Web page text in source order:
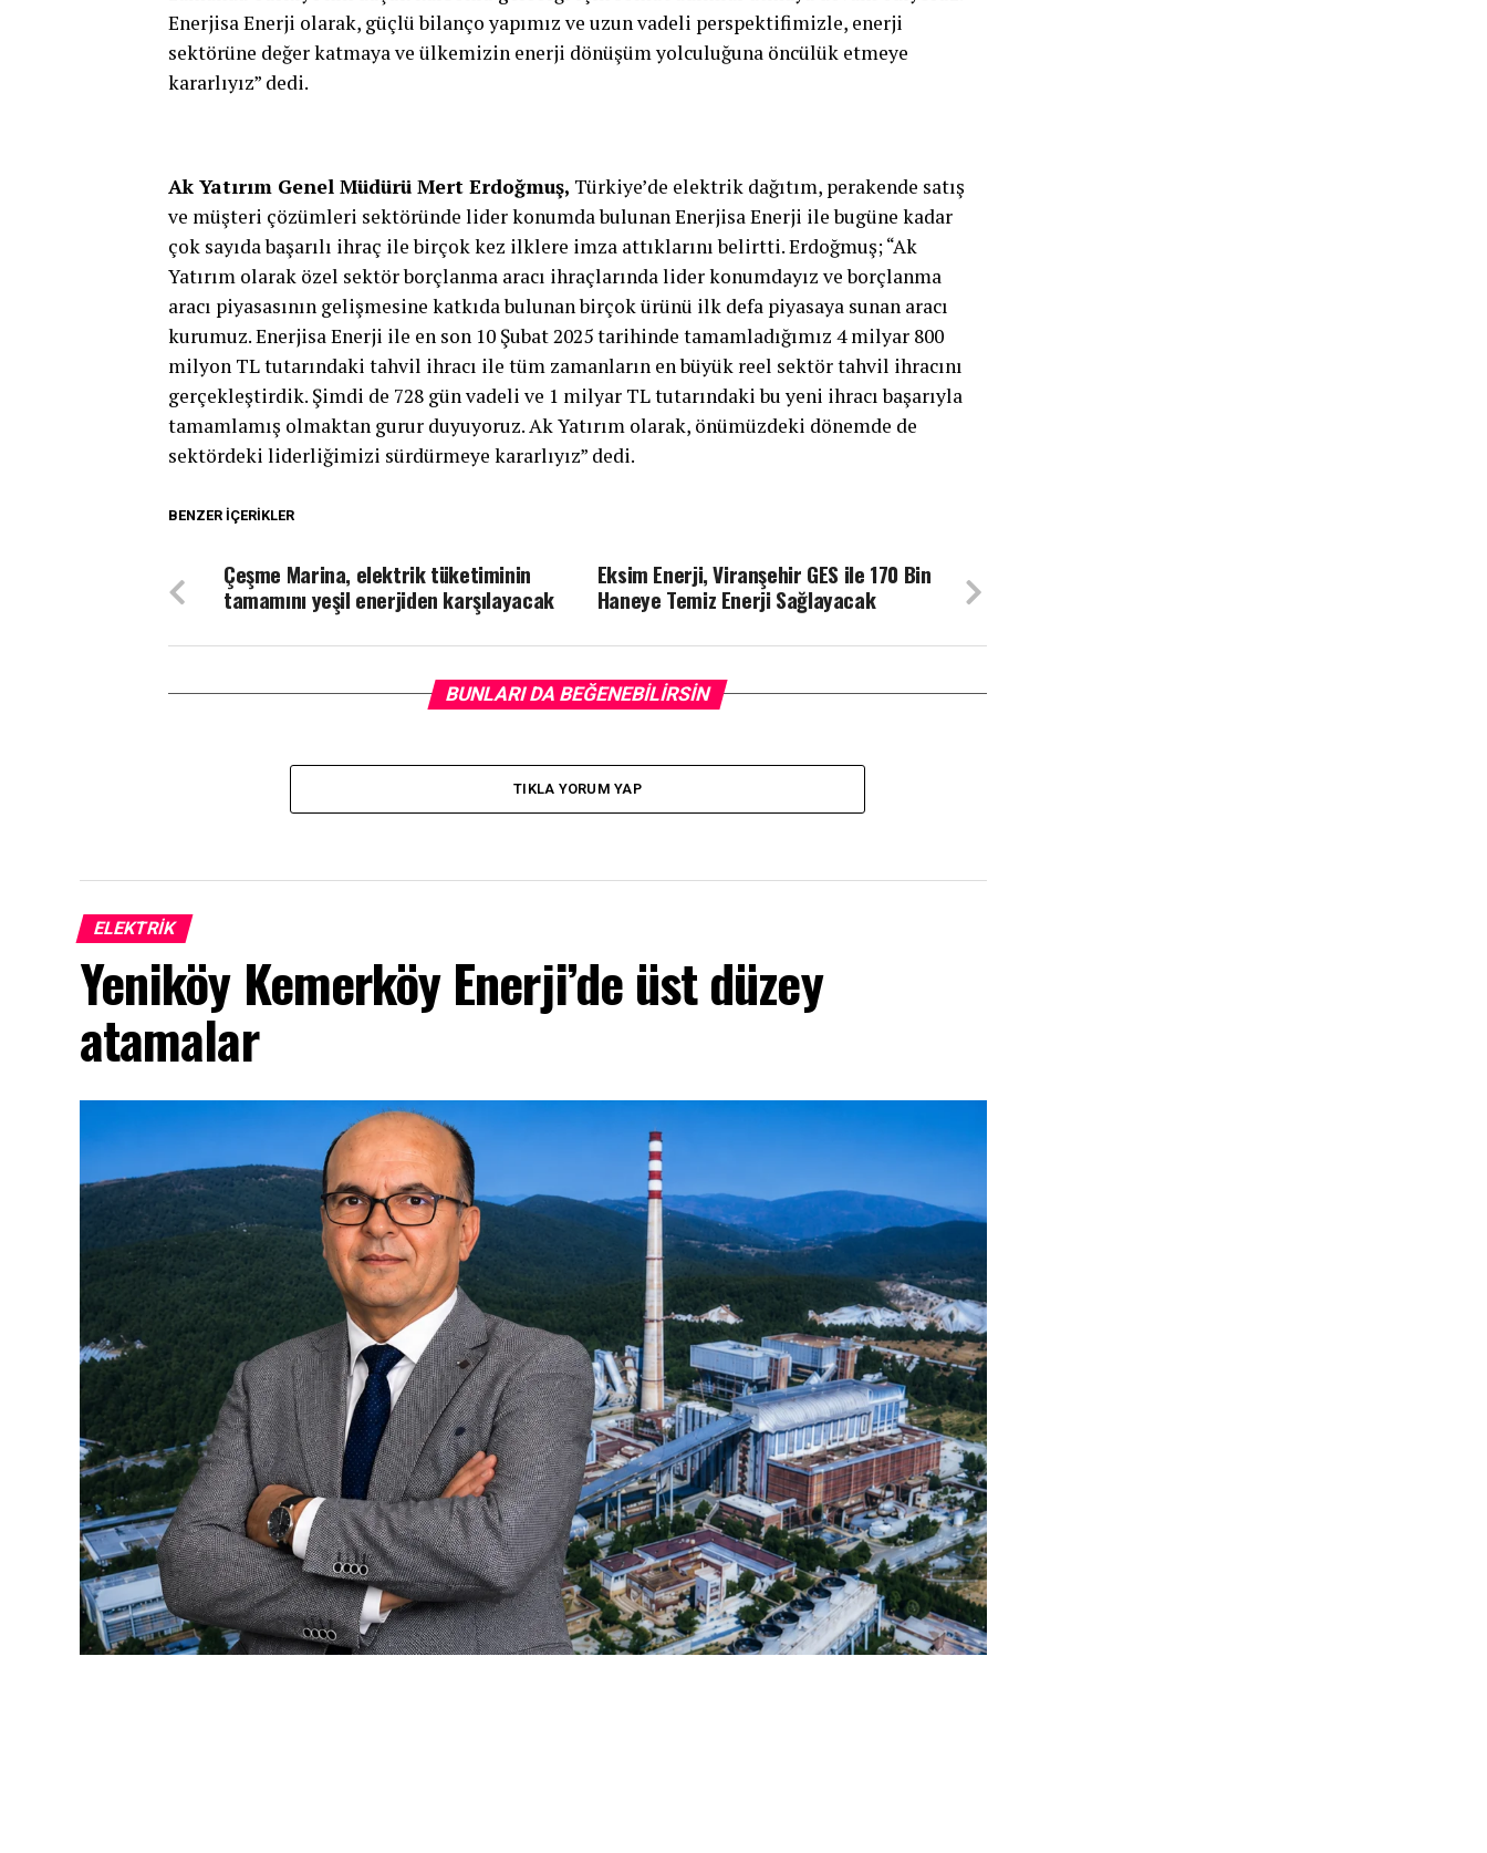
Enerjisa Enerji olarak, güçlü bilanço yapımız ve uzun vadeli perspektifimizle, enerji
sektörüne değer katmaya ve ülkemizin enerji dönüşüm yolculuğuna öncülük etmeye
kararlıyız” dedi.
Ak Yatırım Genel Müdürü Mert Erdoğmuş, Türkiye’de elektrik dağıtım, perakende satış
ve müşteri çözümleri sektöründe lider konumda bulunan Enerjisa Enerji ile bugüne kadar
çok sayıda başarılı ihraç ile birçok kez ilklere imza attıklarını belirtti. Erdoğmuş; “Ak
Yatırım olarak özel sektör borçlanma aracı ihraçlarında lider konumdayız ve borçlanma
aracı piyasasının gelişmesine katkıda bulunan birçok ürünü ilk defa piyasaya sunan aracı
kurumuz. Enerjisa Enerji ile en son 10 Şubat 2025 tarihinde tamamladığımız 4 milyar 800
milyon TL tutarındaki tahvil ihracı ile tüm zamanların en büyük reel sektör tahvil ihracını
gerçekleştirdik. Şimdi de 728 gün vadeli ve 1 milyar TL tutarındaki bu yeni ihracı başarıyla
tamamlamış olmaktan gurur duyuyoruz. Ak Yatırım olarak, önümüzdeki dönemde de
sektördeki liderliğimizi sürdürmeye kararlıyız” dedi.
BENZER İÇERIKLER
Eksim Enerji, Viranşehir GES ile 170 Bin
Haneye Temiz Enerji Sağlayacak
Çeşme Marina, elektrik tüketiminin
tamamını yeşil enerjiden karşılayacak
BUNLARI DA BEĞENEBILIRSIN
TIKLA YORUM YAP
ELEKTRİK
Yeniköy Kemerköy Enerji’de üst düzey
atamalar